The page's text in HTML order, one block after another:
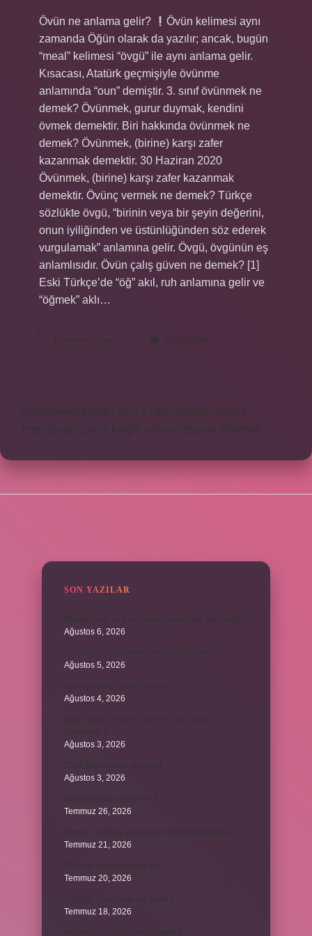
Övün ne anlama gelir?
Övün kelimesi aynı
zamanda Öğün olarak da yazılır; ancak, bugün
“meal” kelimesi “övgü” ile aynı anlama gelir.
Kısacası, Atatürk geçmişiyle övünme
anlamında “oun” demiştir. 3. sınıf övünmek ne
demek? Övünmek, gurur duymak, kendini
övmek demektir. Biri hakkında övünmek ne
demek? Övünmek, (birine) karşı zafer
kazanmak demektir. 30 Haziran 2020
Övünmek, (birine) karşı zafer kazanmak
demektir. Övünç vermek ne demek? Türkçe
sözlükte övgü, “birinin veya bir şeyin değerini,
onun iyiliğinden ve üstünlüğünden söz ederek
vurgulamak” anlamına gelir. Övgü, övgünün eş
anlamlısıdır. Övün çalış güven ne demek? [1]
Eski Türkçe’de “öğ” akıl, ruh anlamına gelir ve
“öğmek” aklı…
Devamını okuyun
Ne
Yorum Bırak
https://www.profikir.com.tr
https://sonics.com.tr
https://pigo.com.tr
knight online nttgame Sitemap
SON YAZILAR
Ağustos 6, 2026
Ağustos 5, 2026
Ağustos 4, 2026
Ağustos 3, 2026
Ağustos 3, 2026
Temmuz 26, 2026
Temmuz 21, 2026
Temmuz 20, 2026
Temmuz 18, 2026